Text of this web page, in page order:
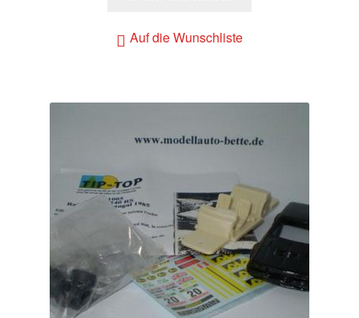
Auf die Wunschliste